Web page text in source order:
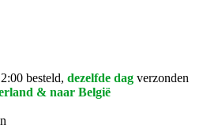
besteld, dezelfde dag verzonden
& naar België